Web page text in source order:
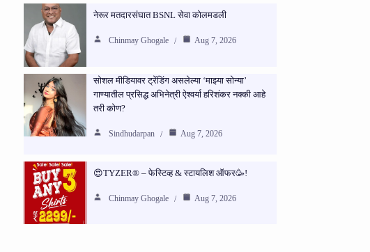
नेरूर मतदारसंघात BSNL सेवा कोलमडली
Chinmay Ghogale Aug 7, 2026
सोशल मीडियावर ट्रेंडिंग असलेल्या ‘माझ्या सोन्या’
गाण्यातील प्रसिद्ध अभिनेत्री ऐश्वर्या हरिशंकर नक्की आहे
तरी कोण?
Sindhudarpan Aug 7, 2026
😍TYZER® – फेस्टिव्ह & स्टायलिश ऑफर🥳!
Chinmay Ghogale Aug 7, 2026